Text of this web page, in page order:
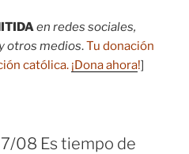
en redes sociales,
otros medios.Tu donación
católica. ¡Dona ahora!]
08 Es tiempo de